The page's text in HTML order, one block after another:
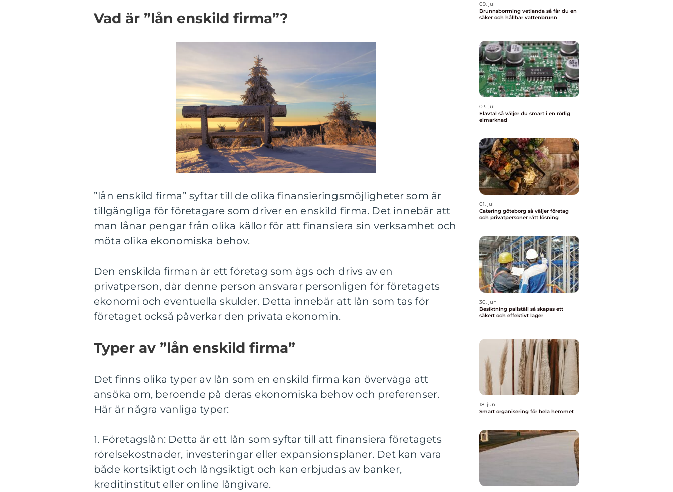
Vad är ”lån enskild firma”?
”lån enskild firma” syftar till de olika finansieringsmöjligheter som är
tillgängliga för företagare som driver en enskild firma. Det innebär att
man lånar pengar från olika källor för att finansiera sin verksamhet och
möta olika ekonomiska behov.
Den enskilda firman är ett företag som ägs och drivs av en
privatperson, där denne person ansvarar personligen för företagets
ekonomi och eventuella skulder. Detta innebär att lån som tas för
företaget också påverkar den privata ekonomin.
Typer av ”lån enskild firma”
Det finns olika typer av lån som en enskild firma kan överväga att
ansöka om, beroende på deras ekonomiska behov och preferenser.
Här är några vanliga typer:
1. Företagslån: Detta är ett lån som syftar till att finansiera företagets
rörelsekostnader, investeringar eller expansionsplaner. Det kan vara
både kortsiktigt och långsiktigt och kan erbjudas av banker,
kreditinstitut eller online långivare.
09. jul
Brunnsborrning vetlanda så får du en
säker och hållbar vattenbrunn
03. jul
Elavtal så väljer du smart i en rörlig
elmarknad
01. jul
Catering göteborg så väljer företag
och privatpersoner rätt lösning
30. jun
Besiktning pallställ så skapas ett
säkert och effektivt lager
18. jun
Smart organisering för hela hemmet